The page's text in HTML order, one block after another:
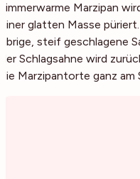
zimmerwarme Marzipan
einer glatten Masse
übrige, steif geschlagene
der Schlagsahne wird
die Marzipantorte ganz